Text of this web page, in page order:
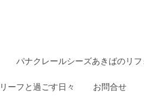
パナクレールシーズあきばのリフ
リーフと過ごす日々 お問合せ